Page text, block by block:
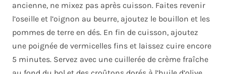
ancienne, ne mixez pas après cuisson. Faites revenir
l’oseille et l’oignon au beurre, ajoutez le bouillon et les
pommes de terre en dés. En fin de cuisson, ajoutez
une poignée de vermicelles fins et laissez cuire encore
5 minutes. Servez avec une cuillerée de crème fraîche